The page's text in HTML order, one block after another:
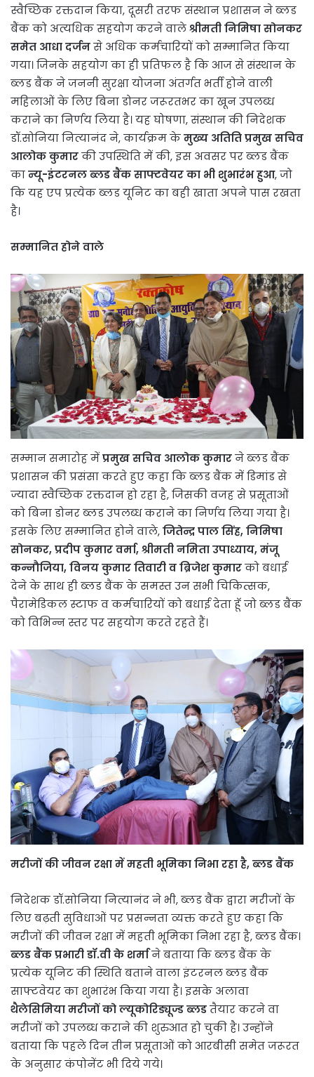
स्वैच्छिक रक्तदान किया, दूसरी तरफ संस्थान प्रशासन ने ब्लड
बैंक को अत्यधिक सहयोग करने वालेश्रीमती निमिषा सोनकर
समेत आधा दर्जनसे अधिक कर्मचारियों को सम्मानित किया
गया। जिनके सहयोग का ही प्रतिफल है कि आज से संस्थान के
ब्लड बैंक ने जननी सुरक्षा योजना अंतर्गत भर्ती होने वाली
महिलाओं के लिए बिना डोनर जरूरतभर का खून उपलब्ध
कराने का निर्णय लिया है। यह घोषणा, संस्थान की निदेशक
डॉ.सोनिया नित्यानंद ने, कार्यक्रम केमुख्य अतिति प्रमुख सचिव
आलोक कुमारकी उपस्थिति में की, इस अवसर पर ब्लड बैंक
कान्यू-इंटरनल ब्लड बैंक साफ्टवेयर का भी शुभारंभ हुआ, जो
कि यह एप प्रत्येक ब्लड यूनिट का बही खाता अपने पास रखता
है।
सम्मानित होने वाले
सम्मान समारोह मेंप्रमुख सचिव आलोक कुमारने ब्लड बैंक
प्रशासन की प्रसंसा करते हुए कहा कि ब्लड बैंक में डिमांड से
ज्यादा स्वैच्छिक रक्तदान हो रहा है, जिसकी वजह से प्रसूताओं
को बिना डोनर ब्लड उपलब्ध कराने का निर्णय लिया गया है।
इसके लिए सम्मानित होने वाले,जितेन्द्र पाल सिंह, निमिषा
सोनकर, प्रदीप कुमार वर्मा, श्रीमती नमिता उपाध्याय, मंजू
कन्नौजिया, विनय कुमार तिवारी व ब्रिजेश कुमारको बधाई
देने के साथ ही ब्लड बैंक के समस्त उन सभी चिकित्सक,
पैरामेडिकल स्टाफ व कर्मचारियों को बधाई देता हूॅ जो ब्लड बैंक
को विभिन्न स्तर पर सहयोग करते रहते हैं।
मरीजों की जीवन रक्षा में महती भूमिका निभा रहा है, ब्लड बैंक
निदेशक डॉ.सोनिया नित्यानंद ने भी, ब्लड बैंक द्वारा मरीजों के
लिए बढ़ती सुविधाओं पर प्रसन्नता व्यक्त करते हुए कहा कि
मरीजों की जीवन रक्षा में महती भूमिका निभा रहा है, ब्लड बैंक।
ब्लड बैंक प्रभारी डॉ.वी के शर्माने बताया कि ब्लड बैंक के
प्रत्येक यूनिट की स्थिति बताने वाला इंटरनल ब्लड बैंक
साफ्टवेयर का शुभारंभ किया गया है। इसके अलावा
थैलेसिमिया मरीजों को ल्यूकोरिड्यूज्ड ब्लडतैयार करने वा
मरीजों को उपलब्ध कराने की शुरुआत हो चुकी है। उन्होंने
बताया कि पहले दिन तीन प्रसूताओं को आरबीसी समेत जरूरत
के अनुसार कंपोनेंट भी दिये गये।